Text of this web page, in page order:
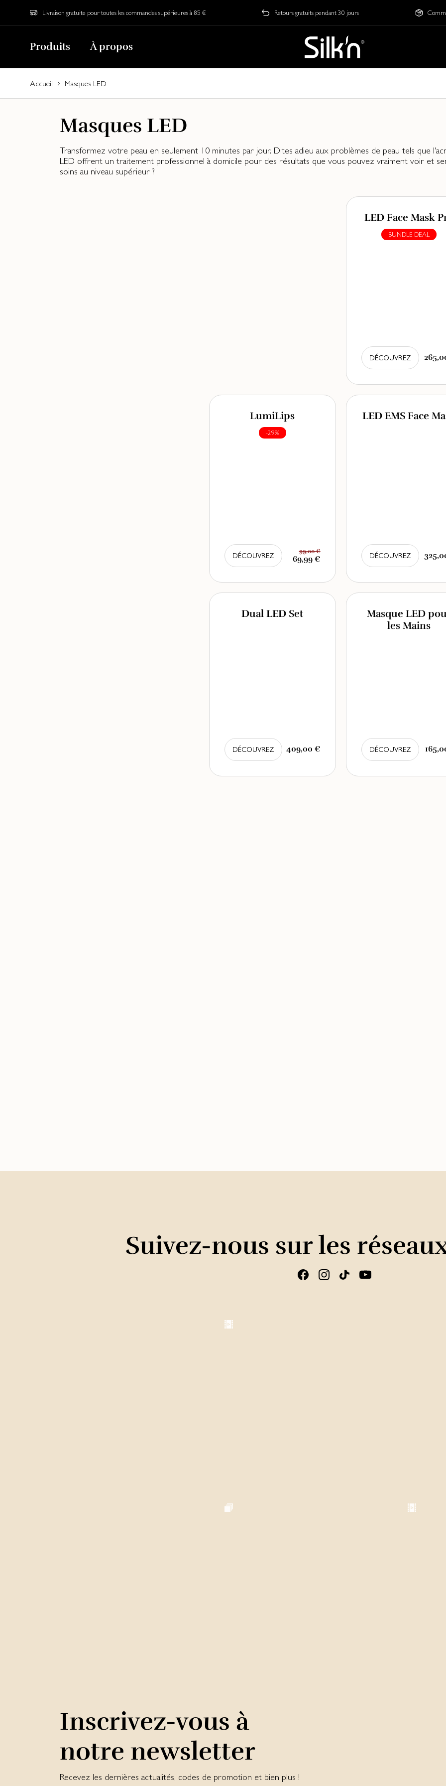
Livraison gratuite pour toutes les commandes supérieures à 85 € Retours gratuits pendant 30 jours
Produits À propos
Accueil Masques LED
Masques LED
Transformez votre peau en seulement 10 minutes par jour. Dites adieu aux problèmes de peau tels que
LED offrent un traitement professionnel à domicile pour des résultats que vous pouvez vraiment voir et
soins au niveau supérieur ?
LED Face Mask
BUNDLE DEAL
DÉCOUVREZ
LumiLips
-29%
DÉCOUVREZ
99,00 €
69,99 €
LED EMS Face
DÉCOUVREZ
Dual LED Set
DÉCOUVREZ 409,00 €
Masque LED
les Mains
DÉCOUVREZ
Suivez-nous sur les
Inscrivez-vous à
notre newsletter
Recevez les dernières actualités, codes de promotion et bien plus !